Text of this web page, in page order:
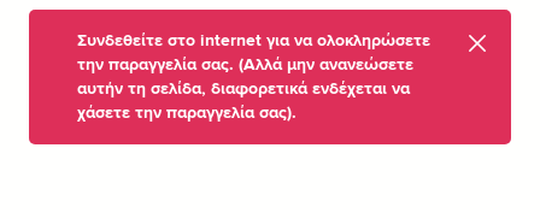
Συνδεθείτε στο internet για να ολοκληρώσετε
την παραγγελία σας. (Αλλά μην ανανεώσετε
αυτήν τη σελίδα, διαφορετικά ενδέχεται να
χάσετε την παραγγελία σας).